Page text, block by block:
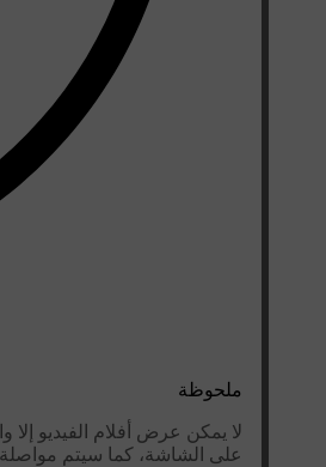
ملحوظة
لا يمكن عرض أفلام الفيديو
على الشاشة، كما سيتم